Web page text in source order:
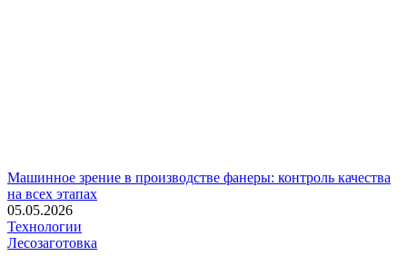
Машинное зрение в производстве фанеры: контроль качества
на всех этапах
05.05.2026
Технологии
Лесозаготовка